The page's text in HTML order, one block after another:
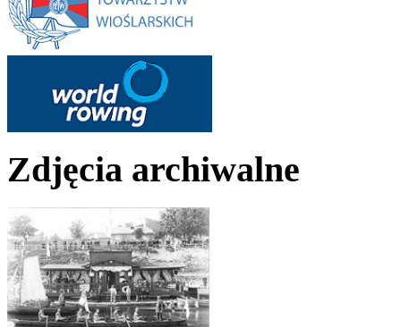
Zdjęcia archiwalne